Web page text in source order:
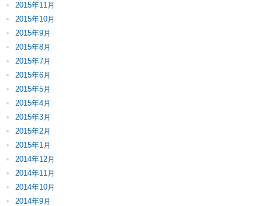
2015年11月
2015年10月
2015年9月
2015年8月
2015年7月
2015年6月
2015年5月
2015年4月
2015年3月
2015年2月
2015年1月
2014年12月
2014年11月
2014年10月
2014年9月